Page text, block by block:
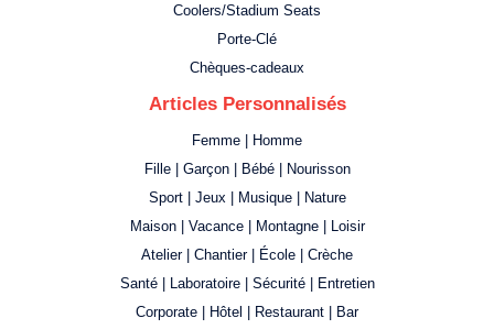
Coolers/Stadium Seats
Porte-Clé
Chèques-cadeaux
Articles Personnalisés
Femme | Homme
Fille | Garçon | Bébé | Nourisson
Sport | Jeux | Musique | Nature
Maison | Vacance | Montagne | Loisir
Atelier | Chantier | École | Crèche
Santé | Laboratoire | Sécurité | Entretien
Corporate | Hôtel | Restaurant | Bar